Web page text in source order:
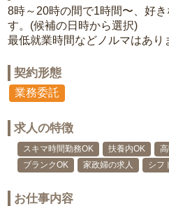
8時～20時の間で1時間〜、好
す。(候補の日時から選択)
最低就業時間などノルマはあり
契約形態
業務委託
求人の特徴
スキマ時間勤務OK 扶養内OK
ブランクOK
家政婦の求人 シフ
お仕事内容